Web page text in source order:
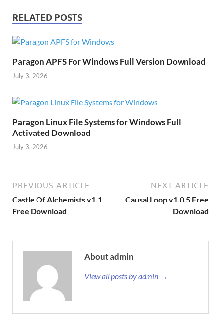
RELATED POSTS
Paragon APFS For Windows Full Version Download
July 3, 2026
Paragon Linux File Systems for Windows Full
Activated Download
July 3, 2026
PREVIOUS ARTICLE
Castle Of Alchemists v1.1
Free Download
NEXT ARTICLE
Causal Loop v1.0.5 Free
Download
About admin
View all posts by admin →